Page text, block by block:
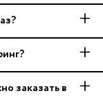
заказать в